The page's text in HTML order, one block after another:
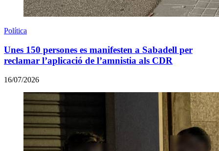
Política
Unes 150 persones es manifesten a Sabadell per
reclamar l’aplicació de l’amnistia als CDR
16/07/2026